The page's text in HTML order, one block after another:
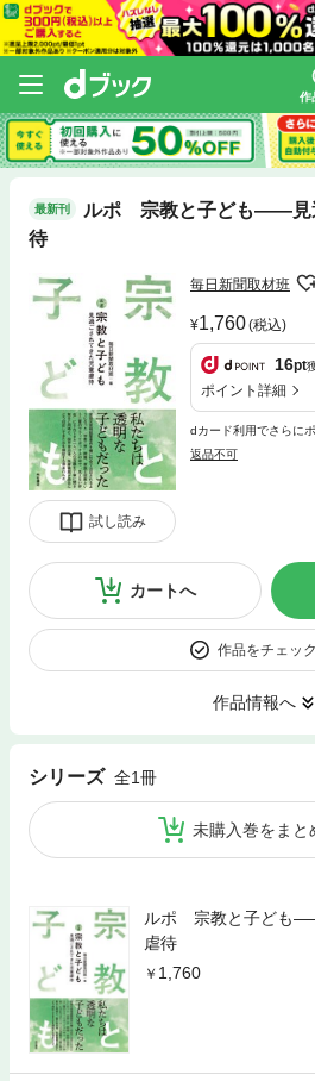
作
最新刊
ルポ 宗教と子ども――見
待
試し読み
毎日新聞取材班
1,760(税込)
16pt
ポイント詳細
dカード利用でさらに
返品不可
カートへ
作品をチェッ
作品情報へ
シリーズ 全1冊
未購入巻をまと
ルポ 宗教と子ども
虐待
1,760